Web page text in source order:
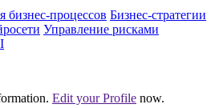
бизнес-процессов Бизнес-стратегии
Управление рисками
Edit your Profile now.